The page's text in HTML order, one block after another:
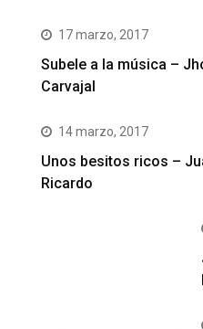
17 marzo, 2017
Subele a la música –
Carvajal
14 marzo, 2017
Unos besitos ricos –
Ricardo